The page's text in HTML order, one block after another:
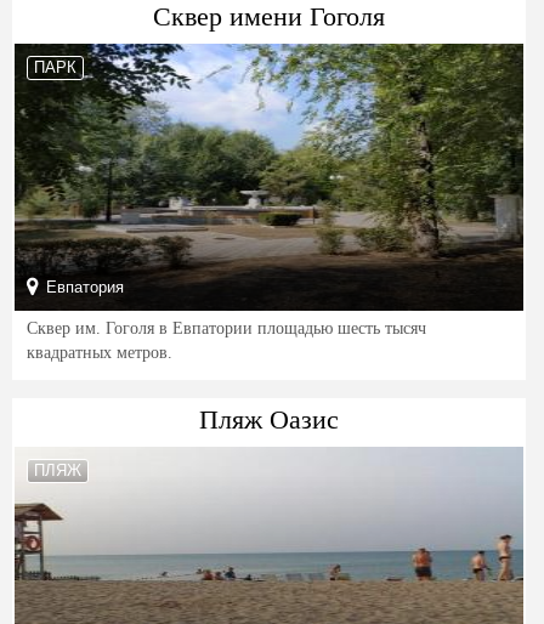
Сквер имени Гоголя
ПАРК
Евпатория
Сквер им. Гоголя в Евпатории площадью шесть тысяч
квадратных метров.
Пляж Оазис
ПЛЯЖ